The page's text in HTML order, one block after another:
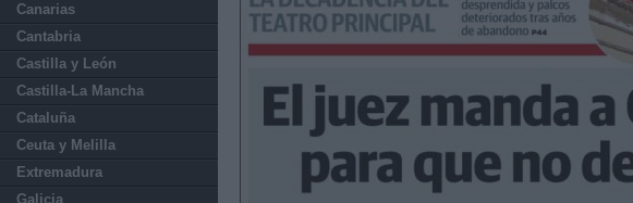
Canarias
Cantabria
Castilla y León
Castilla-La Mancha
Cataluña
Ceuta y Melilla
Extremadura
Galicia